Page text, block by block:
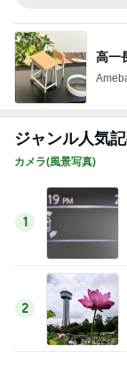
2
3
4
5